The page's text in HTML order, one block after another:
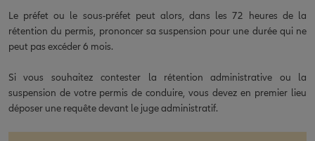
Le préfet ou le sous-préfet peut alors, dans les 72 heures de la
rétention du permis, prononcer sa suspension pour une durée qui ne
peut pas excéder 6 mois.
Si vous souhaitez contester la rétention administrative ou la
suspension de votre permis de conduire, vous devez en premier lieu
déposer une requête devant le juge administratif.